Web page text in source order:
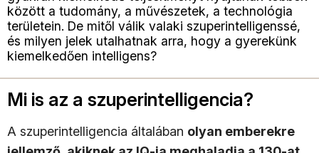
között a tudomány, a művészetek, a technológia
területein. De mitől válik valaki szuperintelligenssé,
és milyen jelek utalhatnak arra, hogy a gyerekünk
kiemelkedően intelligens?
Mi is az a szuperintelligencia?
A szuperintelligencia általában olyan emberekre